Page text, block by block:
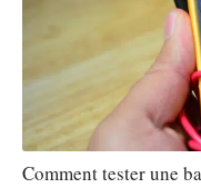
Comment tester une